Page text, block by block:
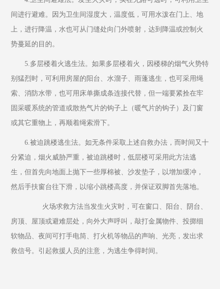
间进行避难。因为卫生间湿度大，温度低，可用水泼在门上、地
上，进行降温，水也可从门缝处向门外喷射，达到降温或控制火
势蔓延的目的。
5.多层楼着火逃生法。如果多层楼着火，因楼梯的烟气火势特
别猛烈时，可利用房屋的阳台、水溜子、雨蓬逃生，也可采用绳
索、消防水带，也可用床单撕成条连接代替，但一端要紧拴在牢
固采暖系统的管道或散热气片的钩子上（暖气片的钩子）及门窗
或其它重物上，再顺着绳索滑下。
6.被迫跳楼逃生法。如无条件采取上述自救办法，而时间又十
分紧迫，烟火威胁严重，被迫跳楼时，低层楼可采用此方法逃
生，但首先向地面上抛下一些厚棉被、沙发垫子，以增加缓冲，
然后手扶窗台往下滑，以缩小跳楼高度，并保证双脚首先落地。
火场求救方法当发生火灾时，可在窗口、阳台、阴台、
房顶、屋顶或避难层处，向外大声呼叫，敲打金属物件、投掷细
软物品、夜间可打手电筒、打火机等物品的声响、光亮，发出求
救信号。引起救援人员的注意，为逃生争得时间。